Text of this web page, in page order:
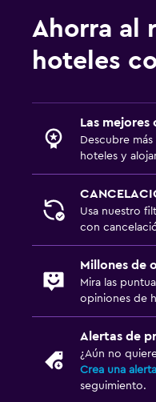
Ahorra al
hoteles
Las
Descubre
hoteles y
Usa nuestro
con
Millones de
Mira las
opiniones de
Alertas de
¿Aún no
Crea una
seguimiento.